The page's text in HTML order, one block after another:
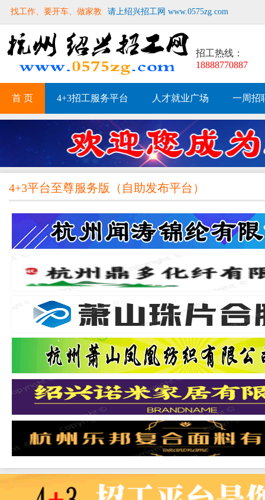
找工作、要开车、做家教 请上绍兴招工网 www.0575zg.com
招工热线：
18888770887
首 页 4+3招工服务平台 人才就业广场 一周招
4+3平台至尊服务版 （ 自助发布平台 ）